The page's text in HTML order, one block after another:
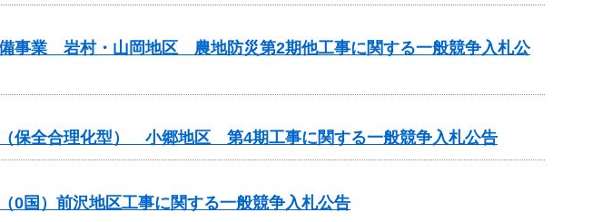
備事業 岩村・山岡地区 農地防災第2期他工事に関する一般競争入札公
（保全合理化型） 小郷地区 第4期工事に関する一般競争入札公告
0国）前沢地区工事に関する一般競争入札公告